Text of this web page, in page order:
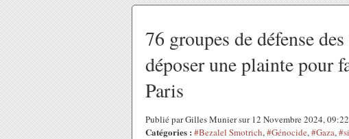
76 groupes de défense
déposer une plainte pour
Paris
Publié par Gilles Munier sur 12 Novembre 2024,
Catégories : #Bezalel Smotrich,#Génocide,#Gaza,